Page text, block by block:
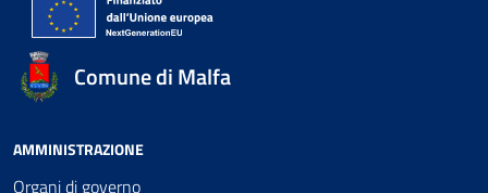
Comune di Malfa
AMMINISTRAZIONE
Organi di governo